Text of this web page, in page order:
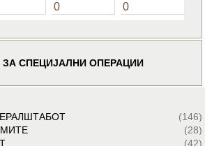
0 0
СПЕЦИЈАЛНИ ОПЕРАЦИИ
(146)
(28)
(42)